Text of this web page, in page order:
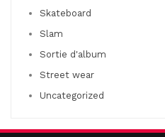
Skateboard
Slam
Sortie d'album
Street wear
Uncategorized